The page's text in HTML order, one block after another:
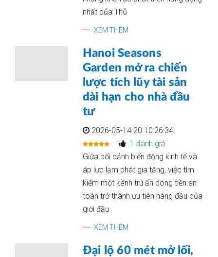
nhất của Thủ
XEM THÊM
Hanoi Seasons
Garden mở ra chiến
lược tích lũy tài sản
dài hạn cho nhà đầu
tư
2026-05-14 20 10:26:34
1 đánh giá
Giữa bối cảnh biến động kinh tế và
áp lực lạm phát gia tăng, việc tìm
kiếm một kênh trú ẩn dòng tiền an
toàn trở thành ưu tiên hàng đầu của
giới đầu
XEM THÊM
Đại lộ 60 mét mở lối,